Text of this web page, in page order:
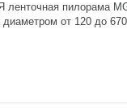
пилорама
диаметром от 120 до